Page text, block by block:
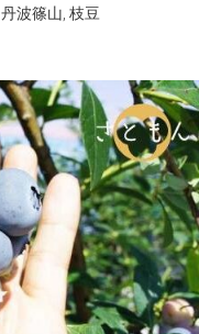
丹波篠山 枝豆